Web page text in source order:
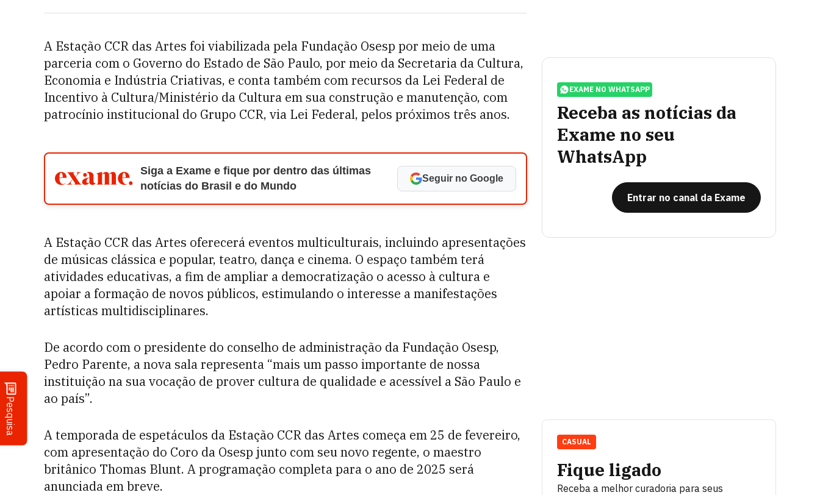
Pesquisa
A Estação CCR das Artes foi viabilizada pela Fundação Osesp por meio de uma
parceria com o Governo do Estado de São Paulo, por meio da Secretaria da Cultura,
Economia e Indústria Criativas, e conta também com recursos da Lei Federal de
Incentivo à Cultura/Ministério da Cultura em sua construção e manutenção, com
patrocínio institucional do Grupo CCR, via Lei Federal, pelos próximos três anos.
Siga a Exame e fique por dentro das últimas
notícias do Brasil e do Mundo
Seguir no Google
A Estação CCR das Artes oferecerá eventos multiculturais, incluindo apresentações
de músicas clássica e popular, teatro, dança e cinema. O espaço também terá
atividades educativas, a fim de ampliar a democratização o acesso à cultura e
apoiar a formação de novos públicos, estimulando o interesse a manifestações
artísticas multidisciplinares.
De acordo com o presidente do conselho de administração da Fundação Osesp,
Pedro Parente, a nova sala representa “mais um passo importante de nossa
instituição na sua vocação de prover cultura de qualidade e acessível a São Paulo e
ao país”.
A temporada de espetáculos da Estação CCR das Artes começa em 25 de fevereiro,
com apresentação do Coro da Osesp junto com seu novo regente, o maestro
britânico Thomas Blunt. A programação completa para o ano de 2025 será
anunciada em breve.
EXAME NO WHATSAPP
Receba as notícias da
Exame no seu
WhatsApp
Entrar no canal da Exame
Fique ligado
Receba a melhor curadoria para seus
CASUAL